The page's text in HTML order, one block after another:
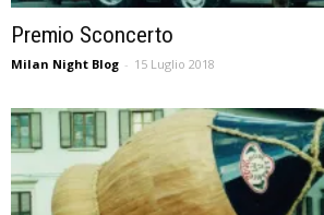
Premio Sconcerto
Milan Night Blog - 15 Luglio 2018